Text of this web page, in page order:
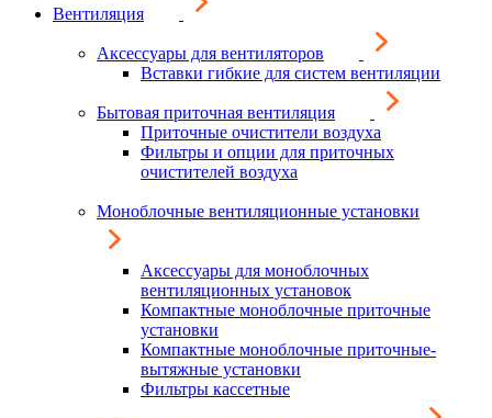
Вентиляция
Аксессуары для вентиляторов
Вставки гибкие для систем вентиляции
Бытовая приточная вентиляция
Приточные очистители воздуха
Фильтры и опции для приточных
очистителей воздуха
Моноблочные вентиляционные установки
Аксессуары для моноблочных
вентиляционных установок
Компактные моноблочные приточные
установки
Компактные моноблочные приточные-
вытяжные установки
Фильтры кассетные